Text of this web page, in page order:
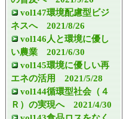
vol147環境配慮型ビジ
ネスへ 2021/8/26
vol146人と環境に優し
い農業 2021/6/30
vol145環境に優しい再
エネの活用 2021/5/28
vol144循環型社会（４
Ｒ）の実現へ 2021/4/30